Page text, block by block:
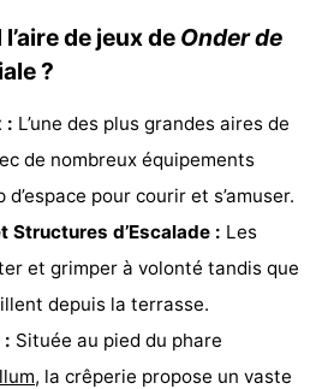
de jeux de Onder de
?
: L’une des plus grandes aires de
de nombreux équipements
pour courir et s’amuser.
Structures d’Escalade : Les
et grimper à volonté tandis que
depuis la terrasse.
: Située au pied du phare
, la crêperie propose un vaste